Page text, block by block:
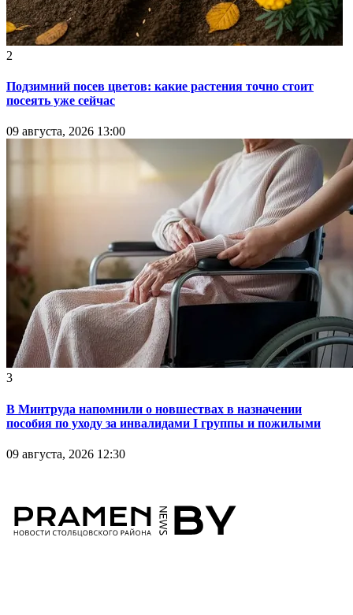
2
Подзимний посев цветов: какие растения точно стоит
посеять уже сейчас
09 августа, 2026 13:00
3
В Минтруда напомнили о новшествах в назначении
пособия по уходу за инвалидами I группы и пожилыми
09 августа, 2026 12:30